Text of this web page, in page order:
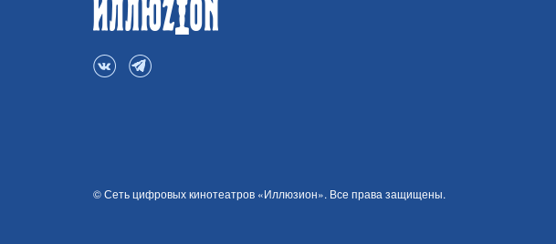
© Сеть цифровых кинотеатров «Иллюзион». Все права защищены.